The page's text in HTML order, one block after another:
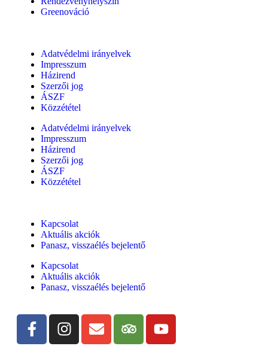
Greenováció
Adatvédelmi irányelvek
Impresszum
Házirend
Szerzői jog
ÁSZF
Közzététel
Adatvédelmi irányelvek
Impresszum
Házirend
Szerzői jog
ÁSZF
Közzététel
Kapcsolat
Aktuális akciók
Panasz, visszaélés bejelentő
Kapcsolat
Aktuális akciók
Panasz, visszaélés bejelentő